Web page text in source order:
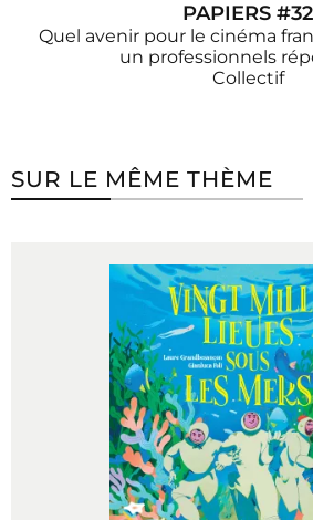
PAPIERS #32
Quel avenir pour le cinéma
un professionnels
Collectif
SUR LE MÊME THÈME